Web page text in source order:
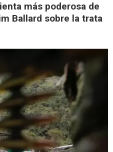
más poderosa de
Ballard sobre la trata